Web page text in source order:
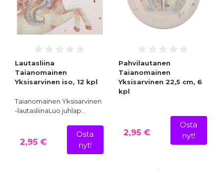
Lautasliina
Taianomainen
Yksisarvinen iso, 12 kpl
Taianomainen Yksisarvinen
-lautasliinaLuo juhlap…
2,95 €
Osta
nyt!
Pahvilautanen
Taianomainen
Yksisarvinen 22,5 cm, 6
kpl
2,95 €
Osta
nyt!